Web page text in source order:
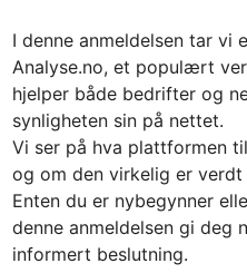
d
i
n
I denne anmeldelsen tar vi
Analyse.no, et populært
hjelper både bedrifter og
synligheten sin på nettet.
Vi ser på hva plattformen
og om den virkelig er verdt
Enten du er nybegynner
denne anmeldelsen gi deg
informert beslutning.